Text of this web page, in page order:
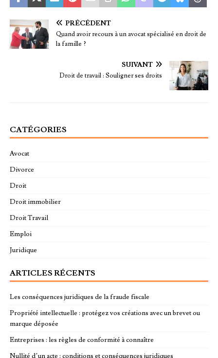
PRÉCÉDENT
Quand avoir recours à un avocat spécialisé en droit de
la famille ?
SUIVANT
Droit de travail : Souligner ses droits
CATÉGORIES
Avocat
Divorce
Droit
Droit immobilier
Droit Travail
Emploi
Juridique
ARTICLES RÉCENTS
Les conséquences juridiques de la fraude fiscale
Propriété intellectuelle : protégez vos créations avec un brevet ou
marque déposée
Entreprises : les règles de conformité à connaître
Nullité d’un acte : conditions et conséquences juridiques